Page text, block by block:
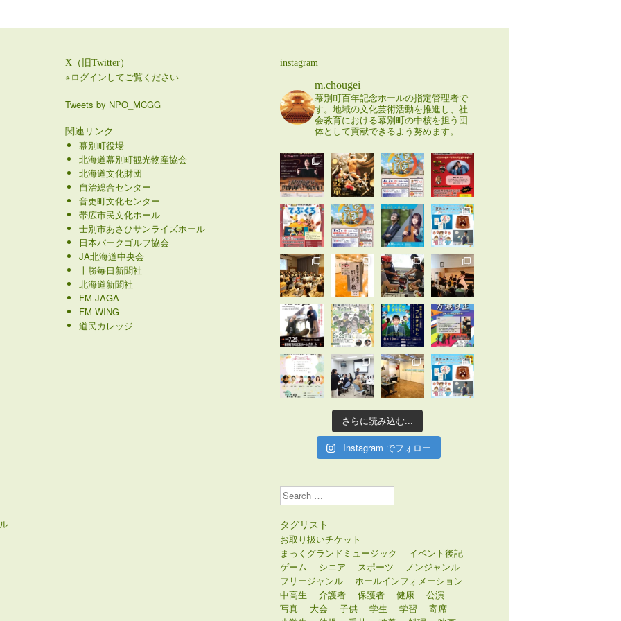
X（旧Twitter）
※ログインしてご覧ください
Tweets by NPO_MCGG
関連リンク
幕別町役場
北海道幕別町観光物産協会
北海道文化財団
自治総合センター
音更町文化センター
帯広市民文化ホール
士別市あさひサンライズホール
日本パークゴルフ協会
JA北海道中央会
十勝毎日新聞社
北海道新聞社
FM JAGA
FM WING
道民カレッジ
instagram
m.chougei
幕別町百年記念ホールの指定管理者で
す。地域の文化芸術活動を推進し、社
会教育における幕別町の中核を担う団
体として貢献できるよう努めます。
さらに読み込む...
Instagram でフォロー
Search
タグリスト
お取り扱いチケット
まっくグランドミュージック
イベント後記
ゲーム
シニア スポーツ
ノンジャンル
フリージャンル
ホールインフォメーション
中高生
介護者 保護者 健康
公演
写真
大会 子供 学生 学習
寄席